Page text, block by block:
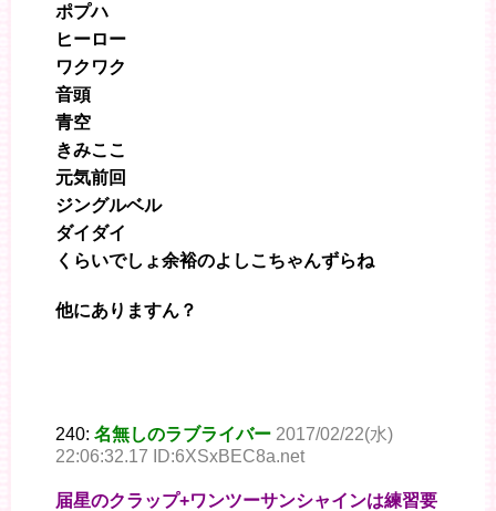
ポプハ
ヒーロー
ワクワク
音頭
青空
きみここ
元気前回
ジングルベル
ダイダイ
くらいでしょ余裕のよしこちゃんずらね
他にありますん？
240: 名無しのラブライバー 2017/02/22(水)
22:06:32.17 ID:6XSxBEC8a.net
届星のクラップ+ワンツーサンシャインは練習要